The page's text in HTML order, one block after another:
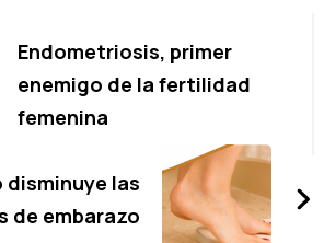
Endometriosis, primer
enemigo de la fertilidad
femenina
disminuye las
de embarazo